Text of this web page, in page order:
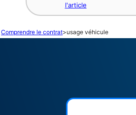
l'article
Comprendre le contrat>usage véhicule